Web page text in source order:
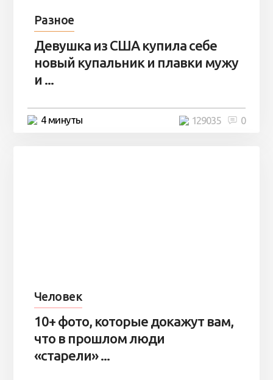
Разное
Девушка из США купила себе
новый купальник и плавки мужу
и ...
4 минуты 0
129035
Человек
10+ фото, которые докажут вам,
что в прошлом люди
«старели» ...